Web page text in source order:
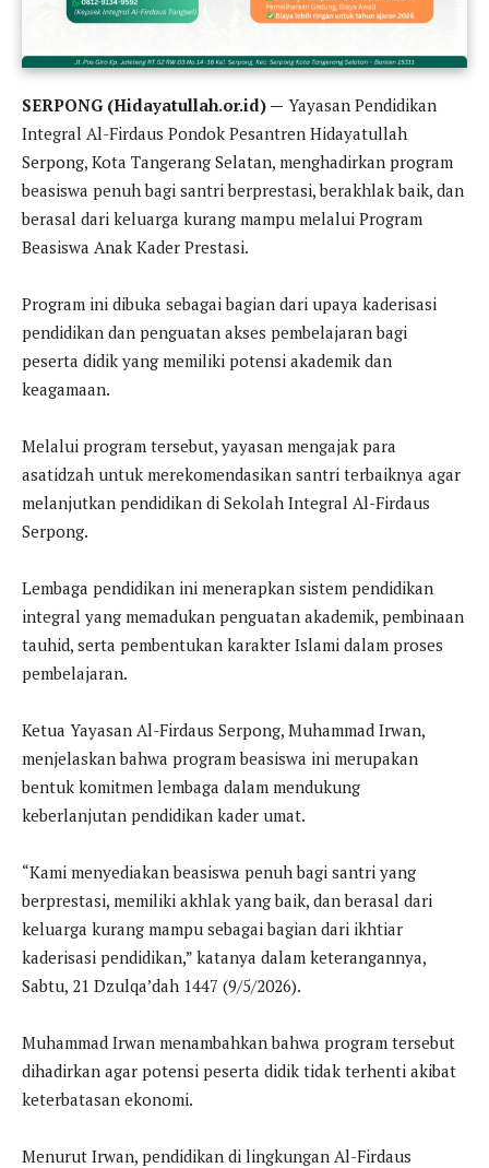
SERPONG (Hidayatullah.or.id) — Yayasan Pendidikan
Integral Al-Firdaus Pondok Pesantren Hidayatullah
Serpong, Kota Tangerang Selatan, menghadirkan program
beasiswa penuh bagi santri berprestasi, berakhlak baik, dan
berasal dari keluarga kurang mampu melalui Program
Beasiswa Anak Kader Prestasi.
Program ini dibuka sebagai bagian dari upaya kaderisasi
pendidikan dan penguatan akses pembelajaran bagi
peserta didik yang memiliki potensi akademik dan
keagamaan.
Melalui program tersebut, yayasan mengajak para
asatidzah untuk merekomendasikan santri terbaiknya agar
melanjutkan pendidikan di Sekolah Integral Al-Firdaus
Serpong.
Lembaga pendidikan ini menerapkan sistem pendidikan
integral yang memadukan penguatan akademik, pembinaan
tauhid, serta pembentukan karakter Islami dalam proses
pembelajaran.
Ketua Yayasan Al-Firdaus Serpong, Muhammad Irwan,
menjelaskan bahwa program beasiswa ini merupakan
bentuk komitmen lembaga dalam mendukung
keberlanjutan pendidikan kader umat.
“Kami menyediakan beasiswa penuh bagi santri yang
berprestasi, memiliki akhlak yang baik, dan berasal dari
keluarga kurang mampu sebagai bagian dari ikhtiar
kaderisasi pendidikan,” katanya dalam keterangannya,
Sabtu, 21 Dzulqa’dah 1447 (9/5/2026).
Muhammad Irwan menambahkan bahwa program tersebut
dihadirkan agar potensi peserta didik tidak terhenti akibat
keterbatasan ekonomi.
Menurut Irwan, pendidikan di lingkungan Al-Firdaus